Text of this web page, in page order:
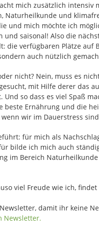
mich zusätzlich intensiv
Naturheilkunde und
und mich möchte ich
saisonal! Also die
die verfügbaren Plätze auf
auch nützlich
nicht? Nein, muss es
mit Hilfe derer das
so dass es viel Spaß
beste Ernährung und die
wir im Dauerstress
für mich als
bilde ich mich auch
im Bereich Naturheilkunde
viel Freude wie ich,
damit ihr keine
Newsletter.